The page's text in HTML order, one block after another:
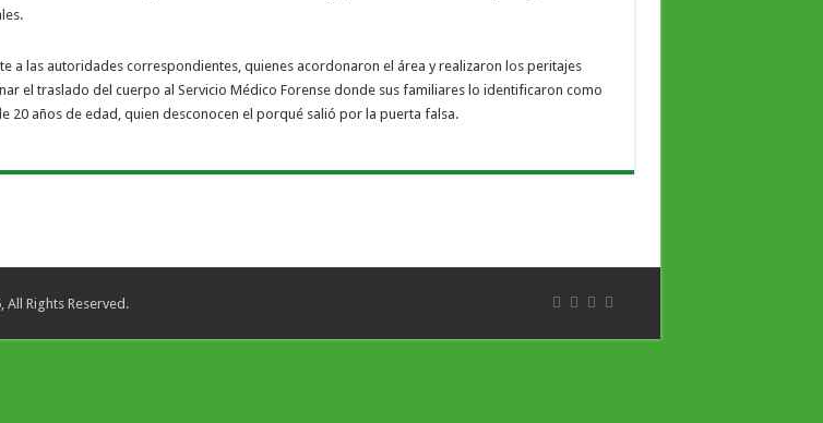
a las autoridades correspondientes, quienes acordonaron el área y realizaron los peritajes
el traslado del cuerpo al Servicio Médico Forense donde sus familiares lo identificaron como
20 años de edad, quien desconocen el porqué salió por la puerta falsa.
Rights Reserved.